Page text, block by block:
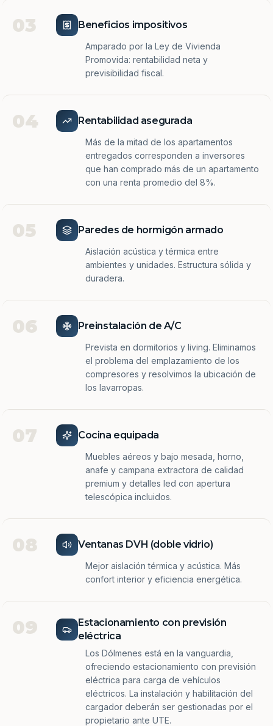
03 Beneficios impositivos
Amparado por la Ley de Vivienda
Promovida: rentabilidad neta y
previsibilidad fiscal.
04 Rentabilidad asegurada
Más de la mitad de los apartamentos
entregados corresponden a inversores
que han comprado más de un apartamento
con una renta promedio del 8%.
05 Paredes de hormigón armado
Aislación acústica y térmica entre
ambientes y unidades. Estructura sólida y
duradera.
06 Preinstalación de A/C
Prevista en dormitorios y living. Eliminamos
el problema del emplazamiento de los
compresores y resolvimos la ubicación de
los lavarropas.
07 Cocina equipada
Muebles aéreos y bajo mesada, horno,
anafe y campana extractora de calidad
premium y detalles led con apertura
telescópica incluidos.
08 Ventanas DVH (doble vidrio)
Mejor aislación térmica y acústica. Más
confort interior y eficiencia energética.
09
Estacionamiento con previsión
eléctrica
Los Dólmenes está en la vanguardia,
ofreciendo estacionamiento con previsión
eléctrica para carga de vehículos
eléctricos. La instalación y habilitación del
cargador deberán ser gestionadas por el
propietario ante UTE.